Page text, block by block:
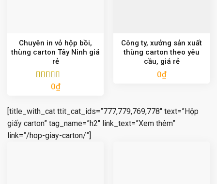
Chuyên in vỏ hộp bồi,
thùng carton Tây Ninh giá
rẻ
Được xếp
0₫
Công ty, xưởng sản xuất
thùng carton theo yêu
cầu, giá rẻ
0₫
[title_with_cat ttit_cat_ids=”777,779,769,778″ text=”Hộp
giấy carton” tag_name=”h2″ link_text=”Xem thêm”
link=”/hop-giay-carton/”]